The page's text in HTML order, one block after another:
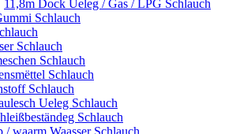
11,8m Dock Ueleg / Gas / LPG Schlauch
Schlauch
Schlauch
Schlauch
Schlauch
Schlauch
Ueleg Schlauch
Schlauch
/ waarm Waasser Schlauch